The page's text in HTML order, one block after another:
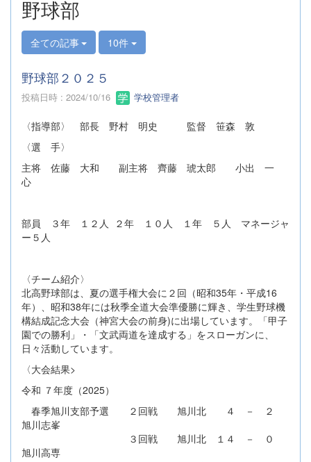
野球部
全ての記事 10件
野球部２０２５
投稿日時 : 2024/10/16 学校管理者
〈指導部〉 部長 野村 明史 監督 笹森 敦
〈選 手〉
主将 佐藤 大和 副主将 齊藤 琥太郎 小出 一
心
部員 ３年 １２人 ２年 １０人 １年 ５人 マネージャ
ー５人
〈チーム紹介〉
北高野球部は、夏の選手権大会に２回（昭和35年・平成16
年）、昭和38年には秋季全道大会準優勝に輝き、学生野球機
構結成記念大会（神宮大会の前身)に出場しています。「甲子
園での勝利」・「文武両道を達成する」をスローガンに、
日々活動しています。
〈大会結果>
令和 ７年度（2025）
春季旭川支部予選 ２回戦 旭川北 ４ － ２
旭川志峯
３回戦 旭川北 １４ － ０
旭川高専